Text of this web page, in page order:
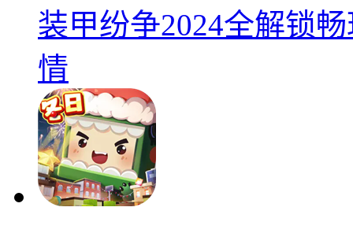
装甲纷争2024全解锁
情